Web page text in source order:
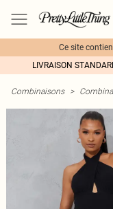
Ce site
LIVRAISON
Combinaisons >